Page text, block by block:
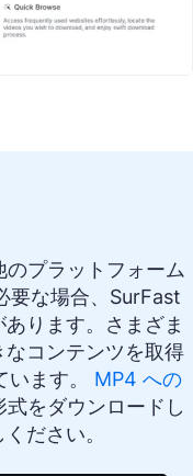
プラットフォーム
要な場合、SurFast
ります。さまざま
コンテンツを取得
ます。 MP4 への
をダウンロードし
ださい。